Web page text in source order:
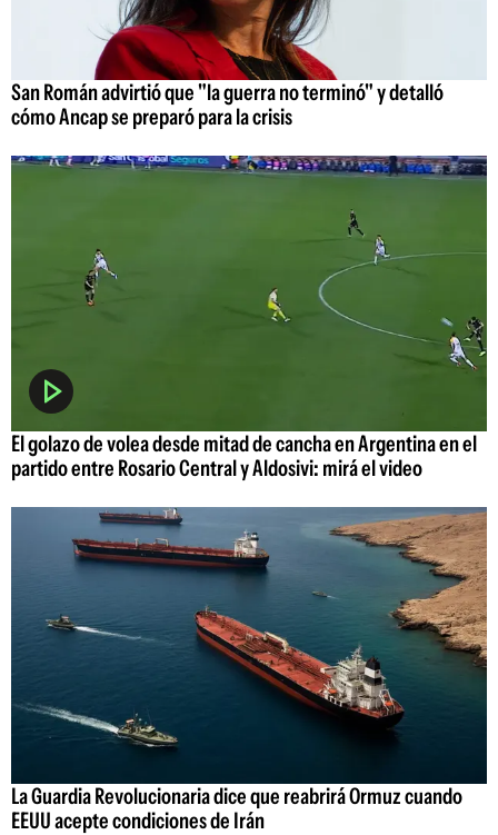
San Román advirtió que "la guerra no terminó" y detalló
cómo Ancap se preparó para la crisis
El golazo de volea desde mitad de cancha en Argentina en el
partido entre Rosario Central y Aldosivi: mirá el video
La Guardia Revolucionaria dice que reabrirá Ormuz cuando
EEUU acepte condiciones de Irán